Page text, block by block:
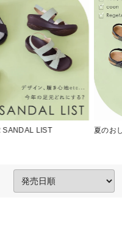
SANDAL LIST 夏のお